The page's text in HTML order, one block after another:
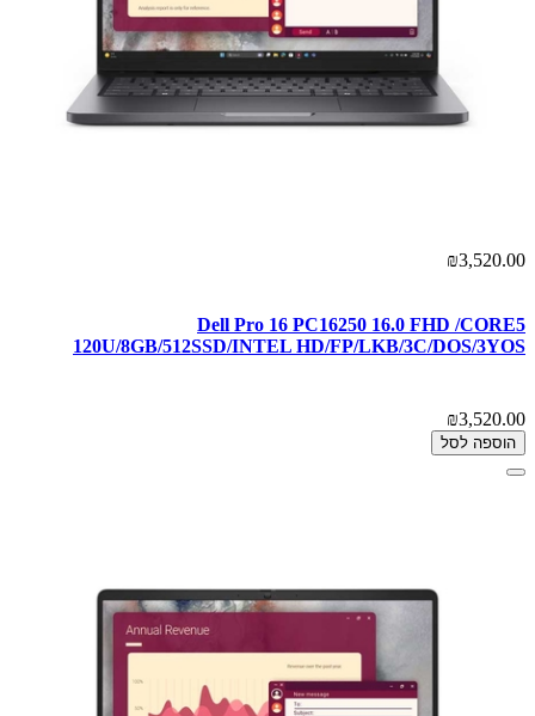
₪3,520.00
Dell Pro 16 PC16250 16.0 FHD /CORE5
120U/8GB/512SSD/INTEL HD/FP/LKB/3C/DOS/3YOS
₪3,520.00
הוספה לסל